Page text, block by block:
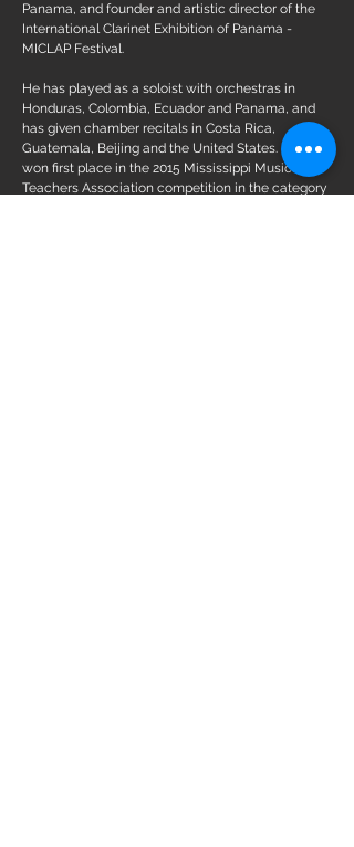
Panama, and founder and artistic director of the
International Clarinet Exhibition of Panama -
MICLAP Festival.
He has played as a soloist with orchestras in
Honduras, Colombia, Ecuador and Panama, and
has given chamber recitals in Costa Rica,
Guatemala, Beijing and the United States. He has
won first place in the 2015 Mississippi Music
Teachers Association competition in the category